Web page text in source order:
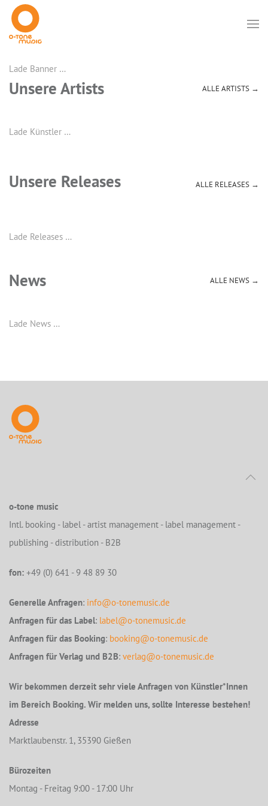
Lade Banner …
Unsere Artists ALLE ARTISTS →
Lade Künstler …
Unsere Releases ALLE RELEASES →
Lade Releases …
News ALLE NEWS →
Lade News …
o-tone music
Intl. booking - label - artist management - label management -
publishing - distribution - B2B
fon: +49 (0) 641 - 9 48 89 30
Generelle Anfragen: info@o-tonemusic.de
Anfragen für das Label: label@o-tonemusic.de
Anfragen für das Booking: booking@o-tonemusic.de
Anfragen für Verlag und B2B: verlag@o-tonemusic.de
Wir bekommen derzeit sehr viele Anfragen von Künstler*Innen
im Bereich Booking. Wir melden uns, sollte Interesse bestehen!
Adresse
Marktlaubenstr. 1, 35390 Gießen
Bürozeiten
Montag - Freitag 9:00 - 17:00 Uhr